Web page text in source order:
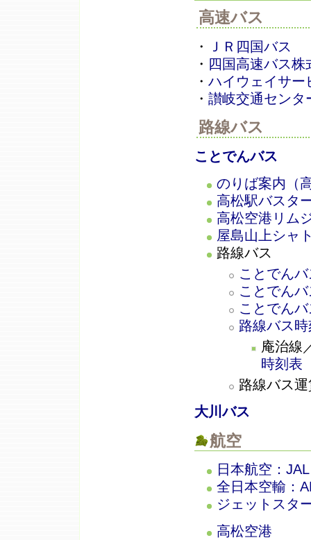
高速バス
・
ＪＲ四国バス
・ 四国高速バス株
・ ハイウェイサー
・ 讃岐交通センタ
路線バス
ことでんバス
のりば案内（
高松駅バスタ
高松空港リム
屋島山上シャ
路線バス
ことでん
ことでん
ことでん
路線バス
庵治線
時刻表
路線バス
大川バス
航空
日本航空：JAL
全日本空輸：
ジェットスタ
高松空港